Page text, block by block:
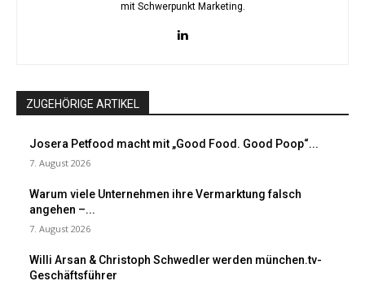
mit Schwerpunkt Marketing.
ZUGEHÖRIGE ARTIKEL
Josera Petfood macht mit „Good Food. Good Poop“...
7. August 2026
Warum viele Unternehmen ihre Vermarktung falsch
angehen –...
7. August 2026
Willi Arsan & Christoph Schwedler werden münchen.tv-
Geschäftsführer